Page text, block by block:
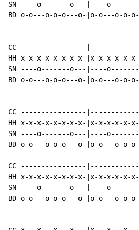
SN ----o-------o---|----
BD o-o---o-o-o---o-|o-o---o-
CC ----------------
HH x-x-x-x-x-x-x-x-|x-x-x-x-
SN ----o-------o---|----
BD o-o---o-o-o---o-|o-o---o-
CC ----------------
HH x-x-x-x-x-x-x-x-|x-x-x-x-
SN ----o-------o---|----
BD o-o---o-o-o---o-|o-o---o-
CC ----------------
HH x-x-x-x-x-x-x-x-|x-x-x-x-
SN ----o-------o---|----
BD o-o---o-o-o---o-|o-o---o-